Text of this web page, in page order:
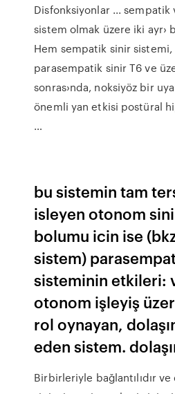
Disfonksiyonlar ...
sistem olmak üzere iki ayr›
Hem sempatik sinir
parasempatik sinir T6 ve
sonras›nda, noksiyöz bir
önemli yan etkisi postüral
…
bu sistemin tam
isleyen otonom
bolumu icin ise
sistem)
sisteminin etkileri:
otonom işleyiş
rol oynayan,
eden sistem.
Birbirleriyle bağlantılıdır